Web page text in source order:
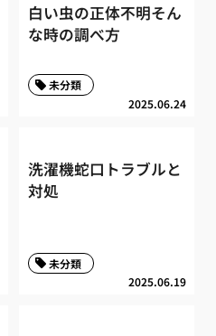
白い虫の正体不明そん
な時の調べ方
2025.06.24
未分類
洗濯機蛇口トラブルと
対処
2025.06.19
未分類